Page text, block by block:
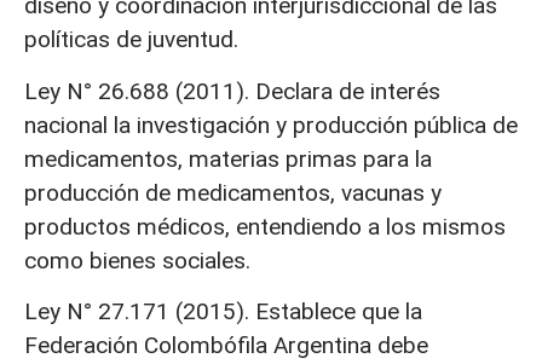
diseño y coordinación interjurisdiccional de las
políticas de juventud.
Ley N° 26.688 (2011). Declara de interés
nacional la investigación y producción pública de
medicamentos, materias primas para la
producción de medicamentos, vacunas y
productos médicos, entendiendo a los mismos
como bienes sociales.
Ley N° 27.171 (2015). Establece que la
Federación Colombófila Argentina debe